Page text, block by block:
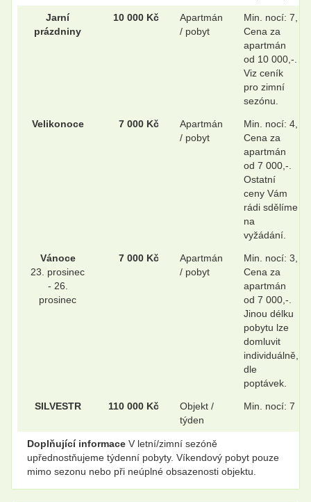
Jarní
prázdniny
10 000 Kč
Apartmán
/ pobyt
Min. nocí: 7,
Cena za
apartmán
od 10 000,-.
Viz ceník
pro zimní
sezónu.
Velikonoce 7 000 Kč
Apartmán
/ pobyt
Min. nocí: 4,
Cena za
apartmán
od 7 000,-.
Ostatní
ceny Vám
rádi sdělíme
na
vyžádání.
Vánoce
23. prosinec
- 26.
prosinec
7 000 Kč
Apartmán
/ pobyt
Min. nocí: 3,
Cena za
apartmán
od 7 000,-.
Jinou délku
pobytu lze
domluvit
individuálně,
dle
poptávek.
SILVESTR 110 000 Kč
Objekt /
týden
Min. nocí: 7
Doplňující informace V letní/zimní sezóně
upřednostňujeme týdenní pobyty. Víkendový pobyt pouze
mimo sezonu nebo při neúplné obsazenosti objektu.